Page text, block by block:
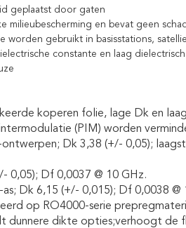
geplaatst door gaten
milieubescherming en bevat geen
worden gebruikt in basisstations,
constante en laag dielectrisch
koperen folie, lage Dk en
(PIM) worden
Dk 3,38 (+/- 0,05);
0,05); Df 0,0037 @ 10 GHz.
Dk 6,15 (+/- 0,015); Df 0,0038 @
op RO4000-serie
dunnere dikte opties;verhoogt de